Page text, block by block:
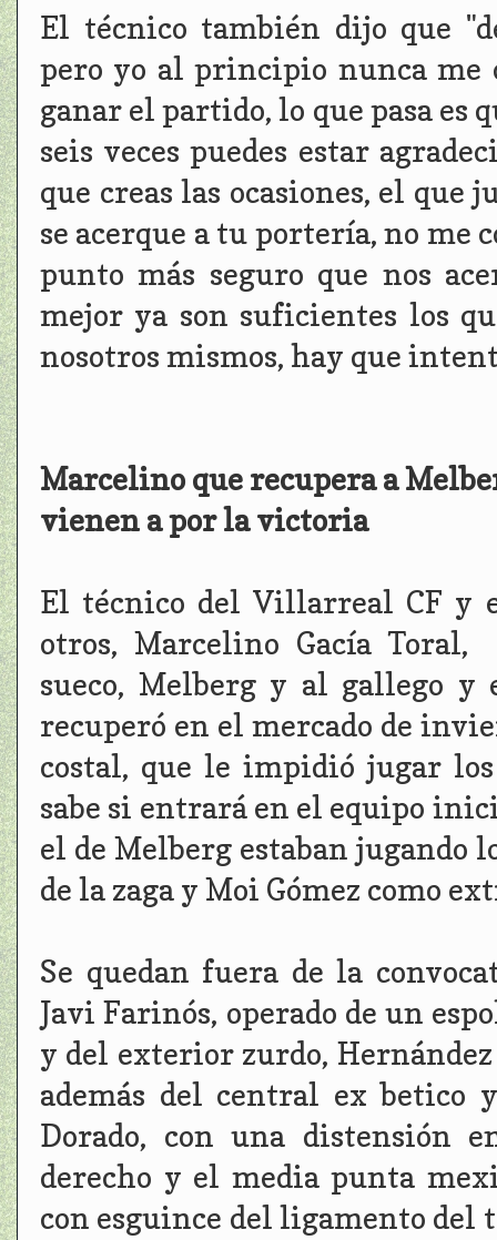
El técnico también dijo que
pero yo al principio nunca me
ganar el partido, lo que pasa es
seis veces puedes estar
que creas las ocasiones, el
se acerque a tu portería, no me
punto más seguro que nos
mejor ya son suficientes los
nosotros mismos, hay que
Marcelino que recupera a
vienen a por la victoria
El técnico del Villarreal CF y
otros, Marcelino Gacía
sueco, Melberg y al gallego y
recuperó en el mercado de
costal, que le impidió jugar
sabe si entrará en el equipo
el de Melberg estaban jugando
de la zaga y Moi Gómez como
Se quedan fuera de la
Javi Farinós, operado de un
y del exterior zurdo, Hernández
además del central ex betico
Dorado, con una distensión
derecho y el media punta
con esguince del ligamento del